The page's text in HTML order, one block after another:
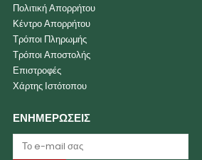
Πολιτική Απορρήτου
Κέντρο Απορρήτου
Τρόποι Πληρωμής
Τρόποι Αποστολής
Επιστροφές
Χάρτης Ιστότοπου
ΕΝΗΜΕΡΩΣΕΙΣ